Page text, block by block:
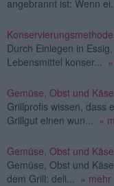
angebrannt ist: Wenn ei...
Durch Einlegen in
Lebensmittel konser...
Gemüse, Obst und
Grillprofis wissen, dass
Grillgut einen wun...
»
Gemüse, Obst und
Gemüse, Obst und
dem Grill: deli...
» mehr